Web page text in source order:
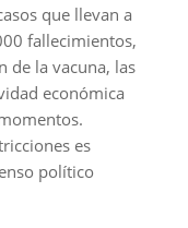
que llevan a
fallecimientos,
de la vacuna, las
económica
es
político